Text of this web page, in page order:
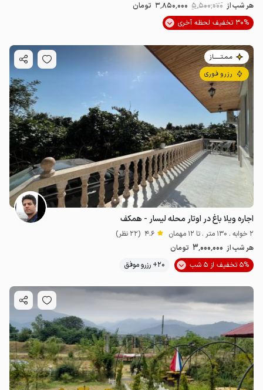
هر شب از 5٬500٬000 3٬850٬000 تومان
30% تخفیف لحظه آخری
مـمـتــــــاز
رزرو فوری
اجاره ویلا باغ در اوتار محله لیسار - همکف
2 خوابه . 130 متر . تا 12 مهمان 4.6 (22 نظر)
هر شب از 3٬000٬000 تومان
5% تخفیف از 5 شب
20+ رزرو موفق